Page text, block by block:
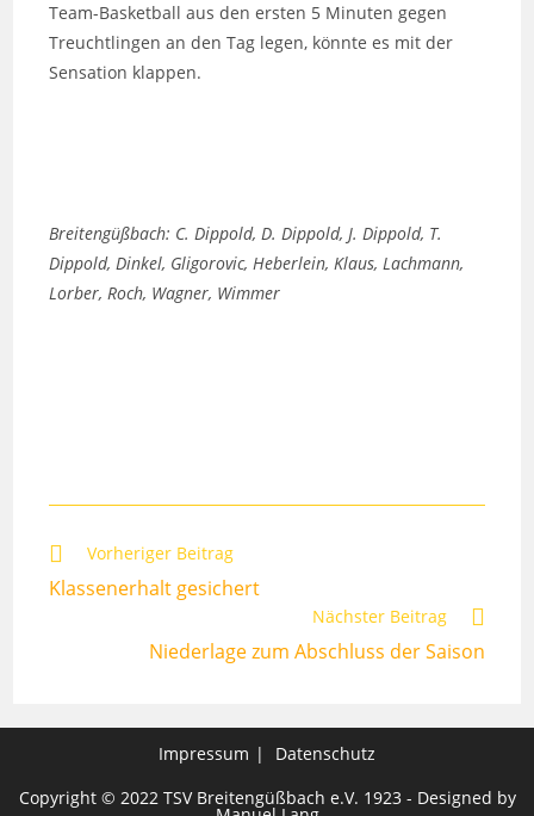
Team-Basketball aus den ersten 5 Minuten gegen
Treuchtlingen an den Tag legen, könnte es mit der
Sensation klappen.
Breitengüßbach: C. Dippold, D. Dippold, J. Dippold, T.
Dippold, Dinkel, Gligorovic, Heberlein, Klaus, Lachmann,
Lorber, Roch, Wagner, Wimmer
Weitere
Artikel
ansehen
Vorheriger Beitrag
Klassenerhalt gesichert
Nächster Beitrag
Niederlage zum Abschluss der Saison
Impressum
Datenschutz
Copyright © 2022 TSV Breitengüßbach e.V. 1923 - Designed by